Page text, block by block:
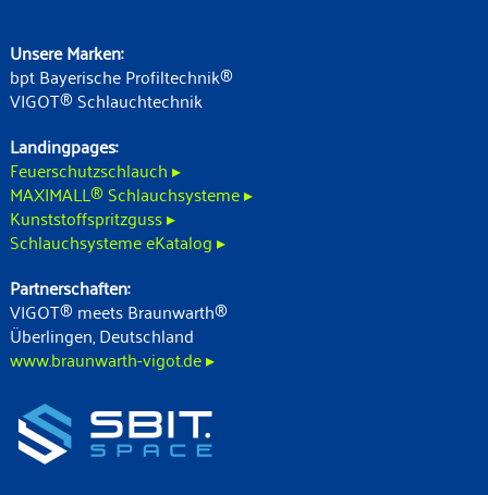
Unsere Marken:
bpt Bayerische Profiltechnik®
VIGOT® Schlauchtechnik
Landingpages:
Feuerschutzschlauch ▸
MAXIMALL® Schlauchsysteme ▸
Kunststoffspritzguss ▸
Schlauchsysteme eKatalog ▸
Partnerschaften:
VIGOT® meets Braunwarth®
Überlingen, Deutschland
www.braunwarth-vigot.de ▸